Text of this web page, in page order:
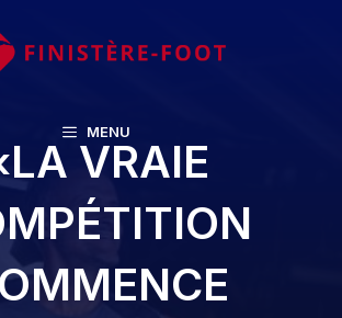
MENU
VRAIE